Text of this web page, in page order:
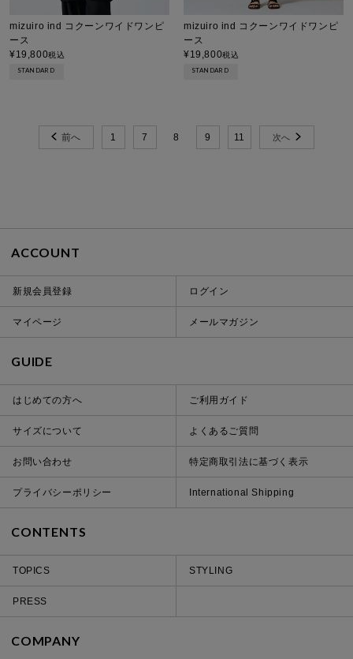
mizuiro ind コクーンワイドワンピ
ース
¥19,800税込
STANDARD
mizuiro ind コクーンワイドワンピ
ース
¥19,800税込
STANDARD
1 7 8 9 11
ACCOUNT
新規会員登録 ログイン
マイページ メールマガジン
GUIDE
はじめての方へ ご利用ガイド
サイズについて よくあるご質問
お問い合わせ 特定商取引法に基づく表示
プライバシーポリシー International Shipping
CONTENTS
TOPICS STYLING
PRESS
COMPANY